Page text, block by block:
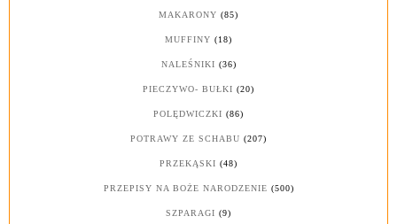
MAKARONY (85)
MUFFINY (18)
NALEŚNIKI (36)
PIECZYWO- BUŁKI (20)
POLĘDWICZKI (86)
POTRAWY ZE SCHABU (207)
PRZEKĄSKI (48)
PRZEPISY NA BOŻE NARODZENIE (500)
SZPARAGI (9)